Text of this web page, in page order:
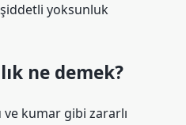
yoksunluk
ne demek?
kumar gibi zararlı